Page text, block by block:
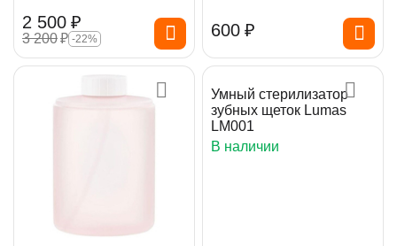
2 500 ₽
3 200₽ -22% ‍600‍ ₽
Умный стерилизатор
зубных щеток Lumas
LM001
В наличии